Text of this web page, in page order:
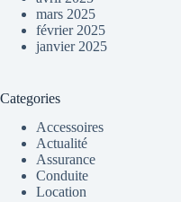
mars 2025
février 2025
janvier 2025
Categories
Accessoires
Actualité
Assurance
Conduite
Location